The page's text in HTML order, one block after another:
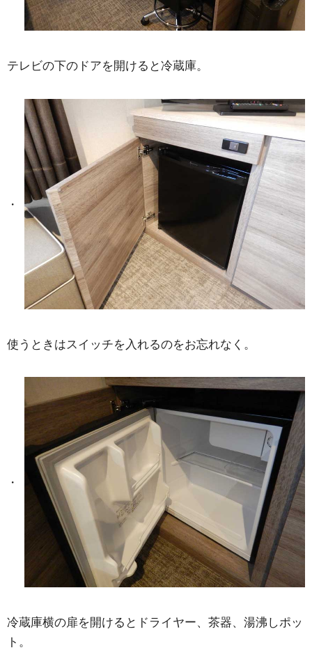
テレビの下のドアを開けると冷蔵庫。
使うときはスイッチを入れるのをお忘れなく。
冷蔵庫横の扉を開けるとドライヤー、茶器、湯沸しポッ
ト。